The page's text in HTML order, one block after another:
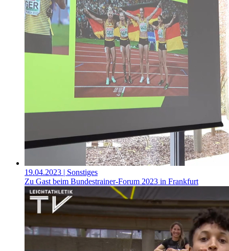
19.04.2023 | Sonstiges
Zu Gast beim Bundestrainer-Forum 2023 in Frankfurt